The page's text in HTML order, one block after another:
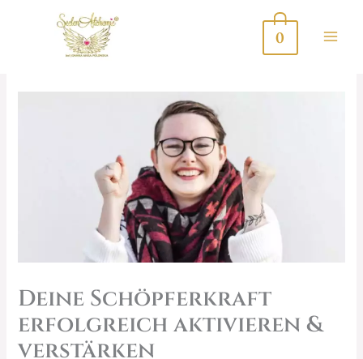
0
Deine Schöpferkraft
erfolgreich aktivieren &
verstärken